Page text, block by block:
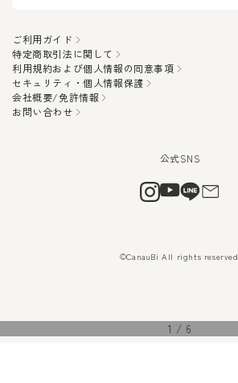
1 / 6
ご利用ガイド
特定商取引法に関して
利用規約および個人情報の同意事項
セキュリティ・個人情報保護
会社概要/免許情報
お問い合わせ
©CanauBi All rights reserved.